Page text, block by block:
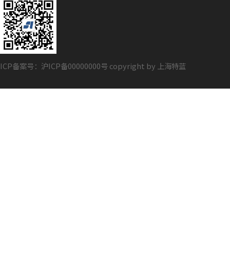
ICP备案号：沪ICP备00000000号 copyright by 上海特蓝